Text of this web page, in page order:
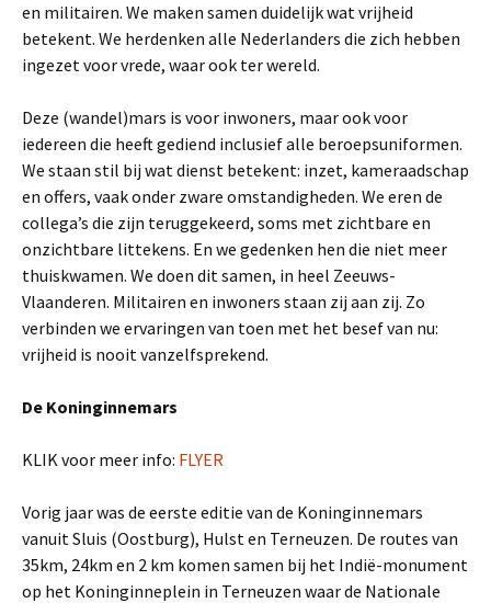
en militairen. We maken samen duidelijk wat vrijheid
betekent. We herdenken alle Nederlanders die zich hebben
ingezet voor vrede, waar ook ter wereld.
Deze (wandel)mars is voor inwoners, maar ook voor
iedereen die heeft gediend inclusief alle beroepsuniformen.
We staan stil bij wat dienst betekent: inzet, kameraadschap
en offers, vaak onder zware omstandigheden. We eren de
collega’s die zijn teruggekeerd, soms met zichtbare en
onzichtbare littekens. En we gedenken hen die niet meer
thuiskwamen. We doen dit samen, in heel Zeeuws-
Vlaanderen. Militairen en inwoners staan zij aan zij. Zo
verbinden we ervaringen van toen met het besef van nu:
vrijheid is nooit vanzelfsprekend.
De Koninginnemars
KLIK voor meer info: FLYER
Vorig jaar was de eerste editie van de Koninginnemars
vanuit Sluis (Oostburg), Hulst en Terneuzen. De routes van
35km, 24km en 2 km komen samen bij het Indië-monument
op het Koninginneplein in Terneuzen waar de Nationale